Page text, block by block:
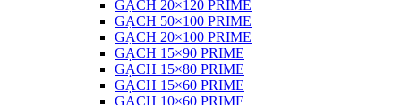
GẠCH 20×120 PRIME
GẠCH 50×100 PRIME
GẠCH 20×100 PRIME
GẠCH 15×90 PRIME
GẠCH 15×80 PRIME
GẠCH 15×60 PRIME
GẠCH 10×60 PRIME